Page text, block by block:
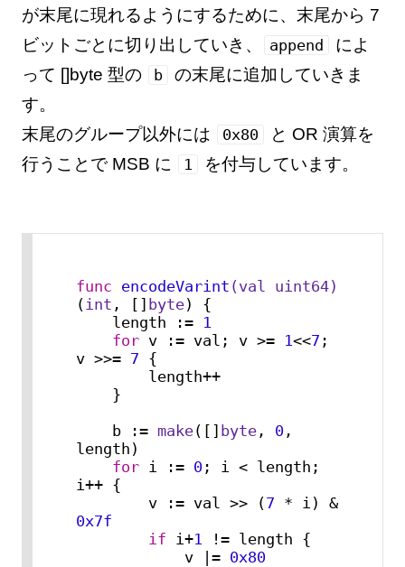
が末尾に現れるようにするために、末尾から 7
ビットごとに切り出していき、
append
によ
って []byte 型の
b
の末尾に追加していきま
す。
末尾のグループ以外には
0x80
と OR 演算を
行うことで MSB に
1 を付与しています。
func encodeVarint (val uint64)
( int , [] byte) {
    length :=
1
for v := val; v >= 1<<7 ;
v >>= 7 {
    b :=
make([] byte, 0,
length)
for i := 0; i < length;
i++ {
        v := val >> (
7
* i) &
0x7f
if i+1
!= length {
            v |=
0x80